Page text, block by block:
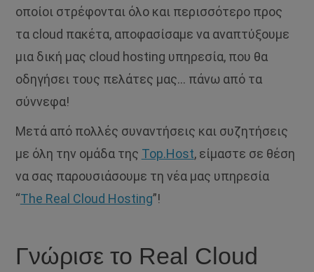
οποίοι στρέφονται όλο και περισσότερο προς
τα cloud πακέτα, αποφασίσαμε να αναπτύξουμε
μια δική μας cloud hosting υπηρεσία, που θα
οδηγήσει τους πελάτες μας… πάνω από τα
σύννεφα!
Μετά από πολλές συναντήσεις και συζητήσεις
με όλη την ομάδα της Top.Host, είμαστε σε θέση
να σας παρουσιάσουμε τη νέα μας υπηρεσία
“The Real Cloud Hosting”!
Γνώρισε το Real Cloud